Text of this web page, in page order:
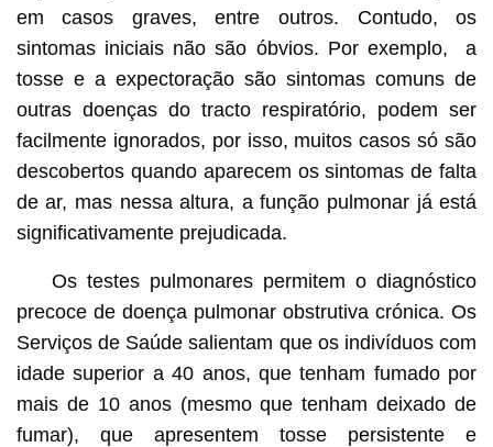
em casos graves, entre outros. Contudo, os
sintomas iniciais não são óbvios. Por exemplo, a
tosse e a expectoração são sintomas comuns de
outras doenças do tracto respiratório, podem ser
facilmente ignorados, por isso, muitos casos só são
descobertos quando aparecem os sintomas de falta
de ar, mas nessa altura, a função pulmonar já está
significativamente prejudicada.
Os testes pulmonares permitem o diagnóstico
precoce de doença pulmonar obstrutiva crónica. Os
Serviços de Saúde salientam que os indivíduos com
idade superior a 40 anos, que tenham fumado por
mais de 10 anos (mesmo que tenham deixado de
fumar), que apresentem tosse persistente e